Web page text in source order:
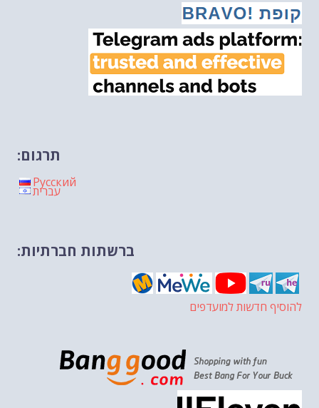
מיכאל בן ארי על פרשת השבוע ת...
תרגום:
Русский
עברית
ברשתות חברתיות:
להוסיף חדשות למועדפים